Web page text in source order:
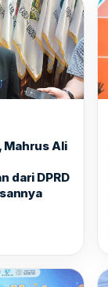
Mahrus Ali
dari DPRD